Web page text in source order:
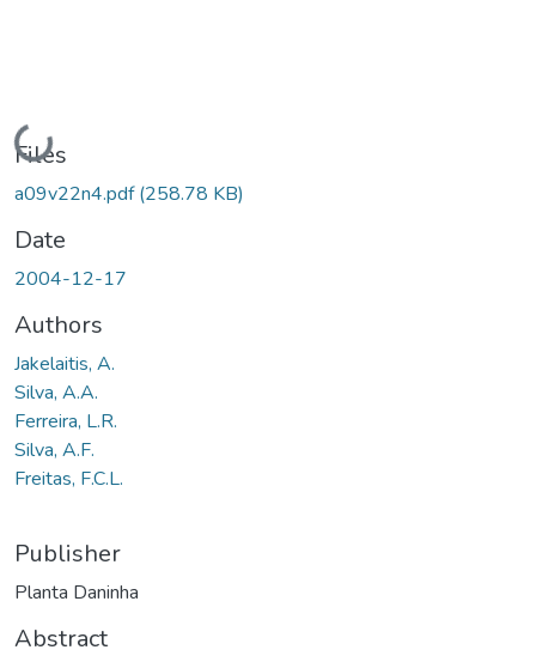
Loading...
Files
a09v22n4.pdf(258.78 KB)
Date
2004-12-17
Authors
Jakelaitis, A.
Silva, A.A.
Ferreira, L.R.
Silva, A.F.
Freitas, F.C.L.
Publisher
Planta Daninha
Abstract